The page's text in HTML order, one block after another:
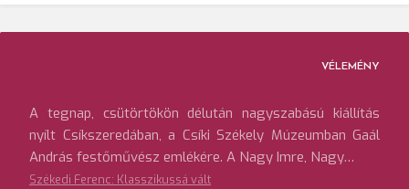
VÉLEMÉNY
A tegnap, csütörtökön délután nagyszabású kiállítás
nyílt Csíkszeredában, a Csíki Székely Múzeumban Gaál
András festőművész emlékére. A Nagy Imre, Nagy…
Székedi Ferenc: Klasszikussá vált